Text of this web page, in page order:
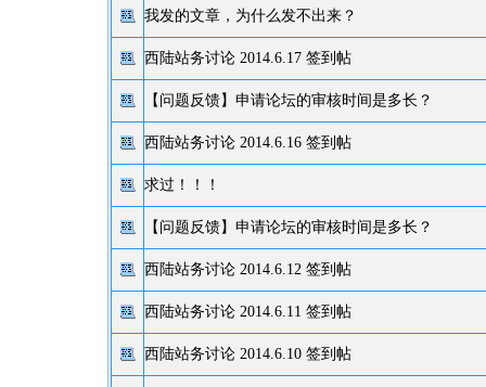
我发的文章，为什么发不出来？
西陆站务讨论 2014.6.17 签到帖
【问题反馈】申请论坛的审核时间是多长？
西陆站务讨论 2014.6.16 签到帖
求过！！！
【问题反馈】申请论坛的审核时间是多长？
西陆站务讨论 2014.6.12 签到帖
西陆站务讨论 2014.6.11 签到帖
西陆站务讨论 2014.6.10 签到帖